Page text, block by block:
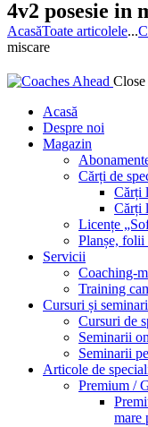
4v2 posesie in
AcasăToate articolele...
miscare
Close
Acasă
Despre noi
Magazin
Cărți de
Cărți
Cărți
Licențe
Planșe,
Servicii
Coaching-
Training
Cursuri și
Cursuri de
Seminarii
Seminarii
Articole de
Premium /
mare